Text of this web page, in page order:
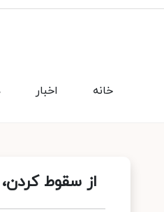
اخبار خانه
از سقوط